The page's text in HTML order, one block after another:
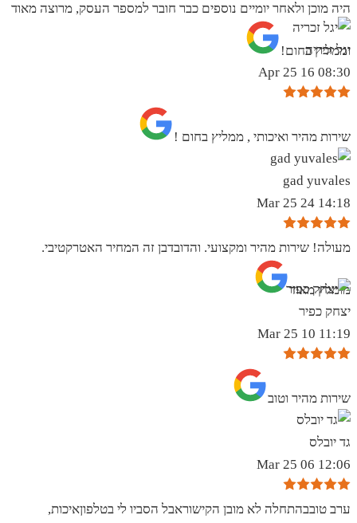
היה מוכן ולאחר יומיים נוספים כבר חובר למספר העסק, מרוצה מאוד
וממליץ בחום!
יגל זכריה
08:30 16 Apr 25
שירות מהיר ואיכותי , ממליץ בחום !
gad yuvales
14:18 24 Mar 25
מעולה! שירות מהיר ומקצועי. והדובדבן זה המחיר האטרקטיבי.
מומלץ מאוד
יצחק כפיר
11:19 10 Mar 25
שירות מהיר וטוב
גד יובלס
12:06 06 Mar 25
ערב טובבהתחלה לא מובן הקישוראבל הסביו לי בטלפוןאיכות,